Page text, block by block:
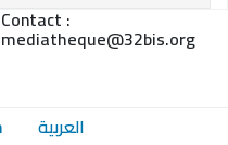
Contact :
mediatheque@32bis.org
العربية